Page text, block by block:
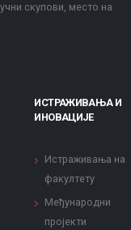
скупови, место на
ИСТРАЖИВАЊА И
ИНОВАЦИЈЕ
Истраживања на
факултету
Међународни
пројекти